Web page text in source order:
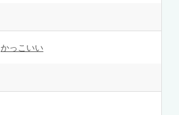
かっこいい